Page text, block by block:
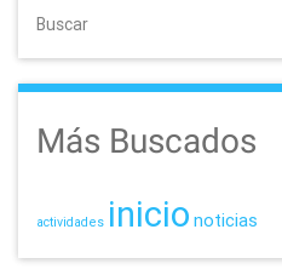
Buscar
Más Buscados
actividades inicio noticias